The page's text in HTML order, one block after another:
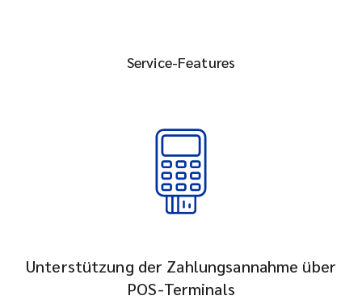
Service-Features
Unterstützung der Zahlungsannahme über
POS-Terminals